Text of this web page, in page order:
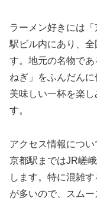
ラーメン好きには
駅ビル内にあり、
す。地元の名物で
ねぎ」をふんだん
美味しい一杯を楽
す。
アクセス情報につ
京都駅まではJR嵯
します。特に混雑
が多いので、スム